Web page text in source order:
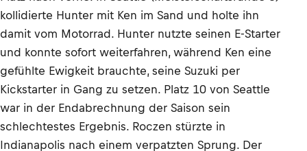
kollidierte Hunter mit Ken im Sand und holte ihn
damit vom Motorrad. Hunter nutzte seinen E-Starter
und konnte sofort weiterfahren, während Ken eine
gefühlte Ewigkeit brauchte, seine Suzuki per
Kickstarter in Gang zu setzen. Platz 10 von Seattle
war in der Endabrechnung der Saison sein
schlechtestes Ergebnis. Roczen stürzte in
Indianapolis nach einem verpatzten Sprung. Der